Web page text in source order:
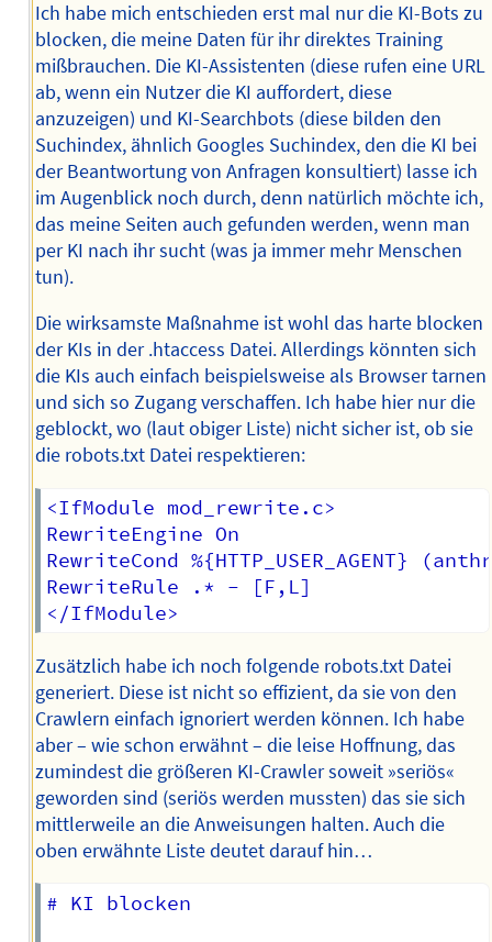
Ich habe mich entschieden erst mal nur die KI-Bots zu
blocken, die meine Daten für ihr direktes Training
mißbrauchen. Die KI-Assistenten (diese rufen eine URL
ab, wenn ein Nutzer die KI auffordert, diese
anzuzeigen) und KI-Searchbots (diese bilden den
Suchindex, ähnlich Googles Suchindex, den die KI bei
der Beantwortung von Anfragen konsultiert) lasse ich
im Augenblick noch durch, denn natürlich möchte ich,
das meine Seiten auch gefunden werden, wenn man
per KI nach ihr sucht (was ja immer mehr Menschen
tun).
Die wirksamste Maßnahme ist wohl das harte blocken
der KIs in der .htaccess Datei. Allerdings könnten sich
die KIs auch einfach beispielsweise als Browser tarnen
und sich so Zugang verschaffen. Ich habe hier nur die
geblockt, wo (laut obiger Liste) nicht sicher ist, ob sie
die robots.txt Datei respektieren:
<IfModule mod_rewrite.c>
RewriteEngine On
RewriteCond
RewriteRule .* - [F,L]
Zusätzlich habe ich noch folgende robots.txt Datei
generiert. Diese ist nicht so effizient, da sie von den
Crawlern einfach ignoriert werden können. Ich habe
aber – wie schon erwähnt – die leise Hoffnung, das
zumindest die größeren KI-Crawler soweit »seriös«
geworden sind (seriös werden mussten) das sie sich
mittlerweile an die Anweisungen halten. Auch die
oben erwähnte Liste deutet darauf hin…
# KI blocken